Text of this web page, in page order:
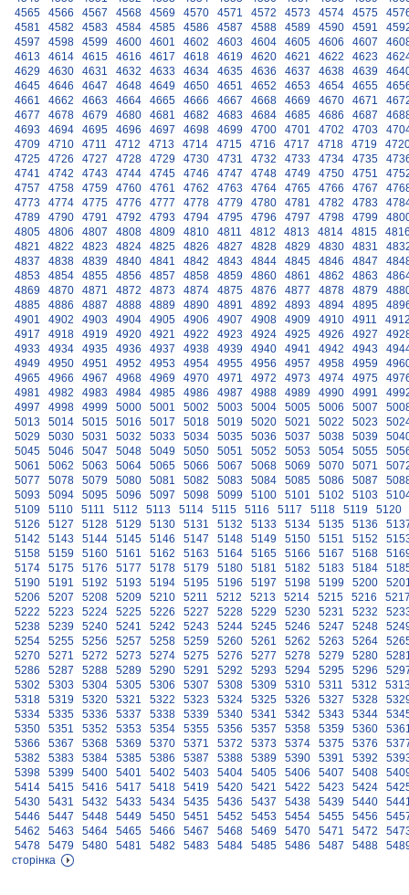
4565
4566 4567 4568 4569 4570 4571 4572 4573 4574 4575
4581
4582 4583 4584 4585 4586 4587 4588 4589 4590 4591
4597
4598 4599 4600 4601 4602 4603 4604 4605 4606 4607
4613
4614 4615 4616 4617 4618 4619 4620 4621 4622 4623
4629
4630 4631 4632 4633 4634 4635 4636 4637 4638 4639
4645
4646 4647 4648 4649 4650 4651 4652 4653 4654 4655
4661
4662 4663 4664 4665 4666 4667 4668 4669 4670 4671
4677
4678 4679 4680 4681 4682 4683 4684 4685 4686 4687
4693
4694 4695 4696 4697 4698 4699 4700 4701 4702 4703
4709
4710 4711 4712 4713 4714 4715 4716 4717 4718 4719
4725
4726 4727 4728 4729 4730 4731 4732 4733 4734 4735
4741
4742 4743 4744 4745 4746 4747 4748 4749 4750 4751
4757
4758 4759 4760 4761 4762 4763 4764 4765 4766 4767
4773
4774 4775 4776 4777 4778 4779 4780 4781 4782 4783
4789
4790 4791 4792 4793 4794 4795 4796 4797 4798 4799
4805
4806 4807 4808 4809 4810 4811 4812 4813 4814 4815
4821
4822 4823 4824 4825 4826 4827 4828 4829 4830 4831
4837
4838 4839 4840 4841 4842 4843 4844 4845 4846 4847
4853
4854 4855 4856 4857 4858 4859 4860 4861 4862 4863
4869
4870 4871 4872 4873 4874 4875 4876 4877 4878 4879
4885
4886 4887 4888 4889 4890 4891 4892 4893 4894 4895
4901
4902 4903 4904 4905 4906 4907 4908 4909 4910 4911
4917
4918 4919 4920 4921 4922 4923 4924 4925 4926 4927
4933
4934 4935 4936 4937 4938 4939 4940 4941 4942 4943
4949
4950 4951 4952 4953 4954 4955 4956 4957 4958 4959
4965
4966 4967 4968 4969 4970 4971 4972 4973 4974 4975
4981
4982 4983 4984 4985 4986 4987 4988 4989 4990 4991
4997
4998 4999 5000 5001 5002 5003 5004 5005 5006 5007
5013
5014 5015 5016 5017 5018 5019 5020 5021 5022 5023
5029
5030 5031 5032 5033 5034 5035 5036 5037 5038 5039
5045
5046 5047 5048 5049 5050 5051 5052 5053 5054 5055
5061
5062 5063 5064 5065 5066 5067 5068 5069 5070 5071
5077
5078 5079 5080 5081 5082 5083 5084 5085 5086 5087
5093
5094 5095 5096 5097 5098 5099 5100 5101 5102 5103
5109
5110 5111 5112 5113 5114 5115 5116 5117 5118 5119
5120
5126
5127 5128 5129 5130 5131 5132 5133 5134 5135 5136
5142
5143 5144 5145 5146 5147 5148 5149 5150 5151 5152
5158
5159 5160 5161 5162 5163 5164 5165 5166 5167 5168
5174
5175 5176 5177 5178 5179 5180 5181 5182 5183 5184
5190
5191 5192 5193 5194 5195 5196 5197 5198 5199 5200
5206
5207 5208 5209 5210 5211 5212 5213 5214 5215 5216
5222
5223 5224 5225 5226 5227 5228 5229 5230 5231 5232
5238
5239 5240 5241 5242 5243 5244 5245 5246 5247 5248
5254
5255 5256 5257 5258 5259 5260 5261 5262 5263 5264
5270
5271 5272 5273 5274 5275 5276 5277 5278 5279 5280
5286
5287 5288 5289 5290 5291 5292 5293 5294 5295 5296
5302
5303 5304 5305 5306 5307 5308 5309 5310 5311 5312
5318
5319 5320 5321 5322 5323 5324 5325 5326 5327 5328
5334
5335 5336 5337 5338 5339 5340 5341 5342 5343 5344
5350
5351 5352 5353 5354 5355 5356 5357 5358 5359 5360
5366
5367 5368 5369 5370 5371 5372 5373 5374 5375 5376
5382
5383 5384 5385 5386 5387 5388 5389 5390 5391 5392
5398
5399 5400 5401 5402 5403 5404 5405 5406 5407 5408
5414
5415 5416 5417 5418 5419 5420 5421 5422 5423 5424
5430
5431 5432 5433 5434 5435 5436 5437 5438 5439 5440
5446
5447 5448 5449 5450 5451 5452 5453 5454 5455 5456
5462
5463 5464 5465 5466 5467 5468 5469 5470 5471 5472
5478
5479 5480 5481 5482 5483 5484 5485 5486 5487 5488
сторінка